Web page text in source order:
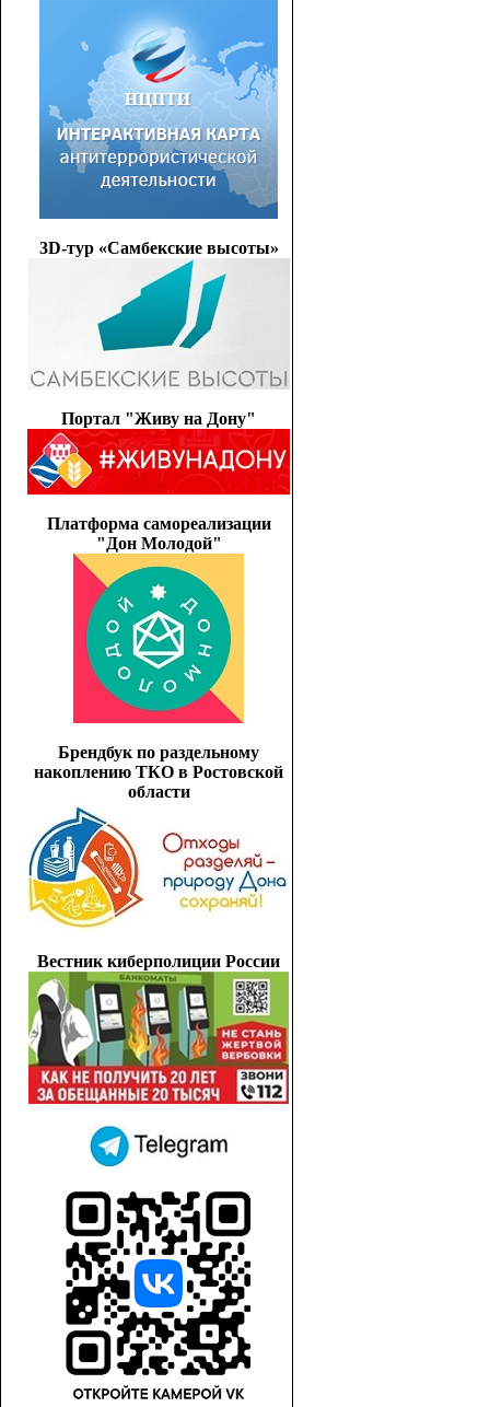
3D-тур «Самбекские высоты»
Портал "Живу на Дону"
Платформа самореализации
"Дон Молодой"
Брендбук по раздельному
накоплению ТКО в Ростовской
области
Вестник киберполиции России